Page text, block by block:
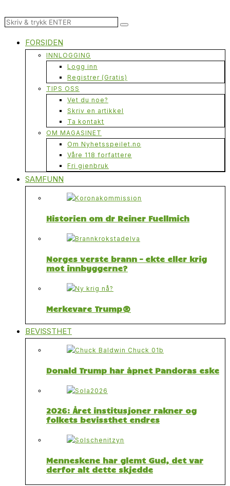
FORSIDEN
INNLOGGING
Logg inn
Registrer (Gratis)
TIPS OSS
Vet du noe?
Skriv en artikkel
Ta kontakt
OM MAGASINET
Om Nyhetsspeilet.no
Våre 118 forfattere
Fri gjenbruk
SAMFUNN
Historien om dr Reiner Fuellmich
Norges verste brann – ekte eller krig
mot innbyggerne?
Merkevare Trump®
BEVISSTHET
Donald Trump har åpnet Pandoras eske
2026: Året institusjoner rakner og
folkets bevissthet endres
Menneskene har glemt Gud, det var
derfor alt dette skjedde